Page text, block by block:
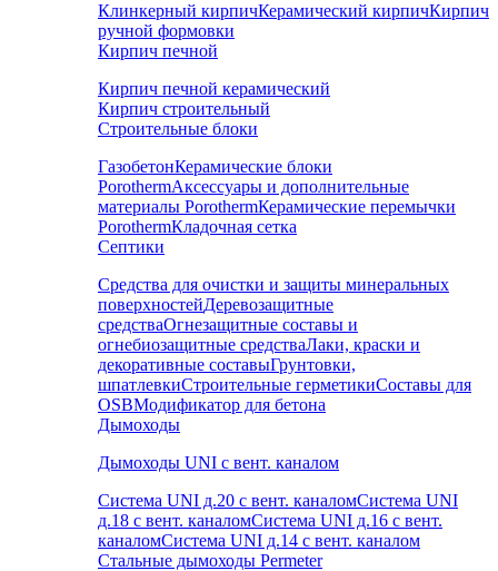
Клинкерный кирпичКерамический кирпичКирпич
ручной формовки
Кирпич печной
Кирпич печной керамический
Кирпич строительный
Строительные блоки
ГазобетонКерамические блоки
PorothermАксессуары и дополнительные
материалы PorothermКерамические перемычки
PorothermКладочная сетка
Септики
Средства для очистки и защиты минеральных
поверхностейДеревозащитные
средстваОгнезащитные составы и
огнебиозащитные средстваЛаки, краски и
декоративные составыГрунтовки,
шпатлевкиСтроительные герметикиСоставы для
OSBМодификатор для бетона
Дымоходы
Дымоходы UNI с вент. каналом
Система UNI д.20 с вент. каналомСистема UNI
д.18 с вент. каналомСистема UNI д.16 с вент.
каналомСистема UNI д.14 с вент. каналом
Стальные дымоходы Permeter